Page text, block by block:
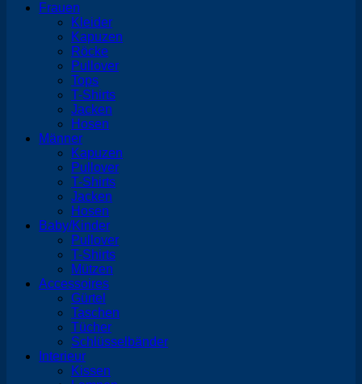
Frauen
Kleider
Kapuzen
Röcke
Pullover
Tops
T-Shirts
Jacken
Hosen
Männer
Kapuzen
Pullover
T-Shirts
Jacken
Hosen
Baby/Kinder
Pullover
T-Shirts
Mützen
Accessoires
Gürtel
Taschen
Tücher
Schlüsselbänder
Interieur
Kissen